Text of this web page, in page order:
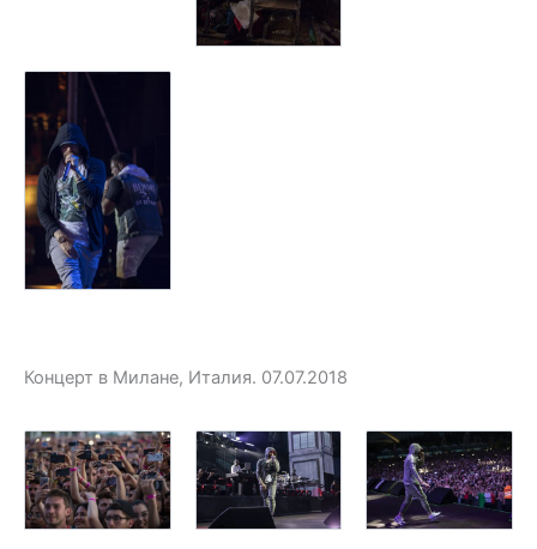
Концерт в Милане, Италия. 07.07.2018